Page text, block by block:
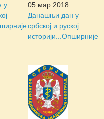
у
05 мар 2018
Данашњи дан у
србској и руској
историји... Опширније